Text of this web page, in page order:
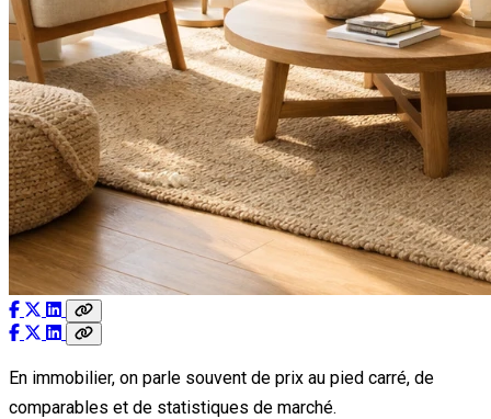
En immobilier, on parle souvent de prix au pied carré, de
comparables et de statistiques de marché.